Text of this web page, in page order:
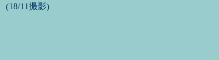
(18/11撮影)